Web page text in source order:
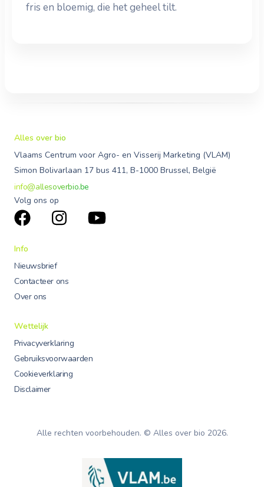
fris en bloemig, die het geheel tilt.
Alles over bio
Vlaams Centrum voor Agro- en Visserij Marketing (VLAM)
Simon Bolivarlaan 17 bus 411, B-1000 Brussel, België
info@allesoverbio.be
Volg ons op
Info
Nieuwsbrief
Contacteer ons
Over ons
Wettelijk
Privacyverklaring
Gebruiksvoorwaarden
Cookieverklaring
Disclaimer
Alle rechten voorbehouden. © Alles over bio 2026.